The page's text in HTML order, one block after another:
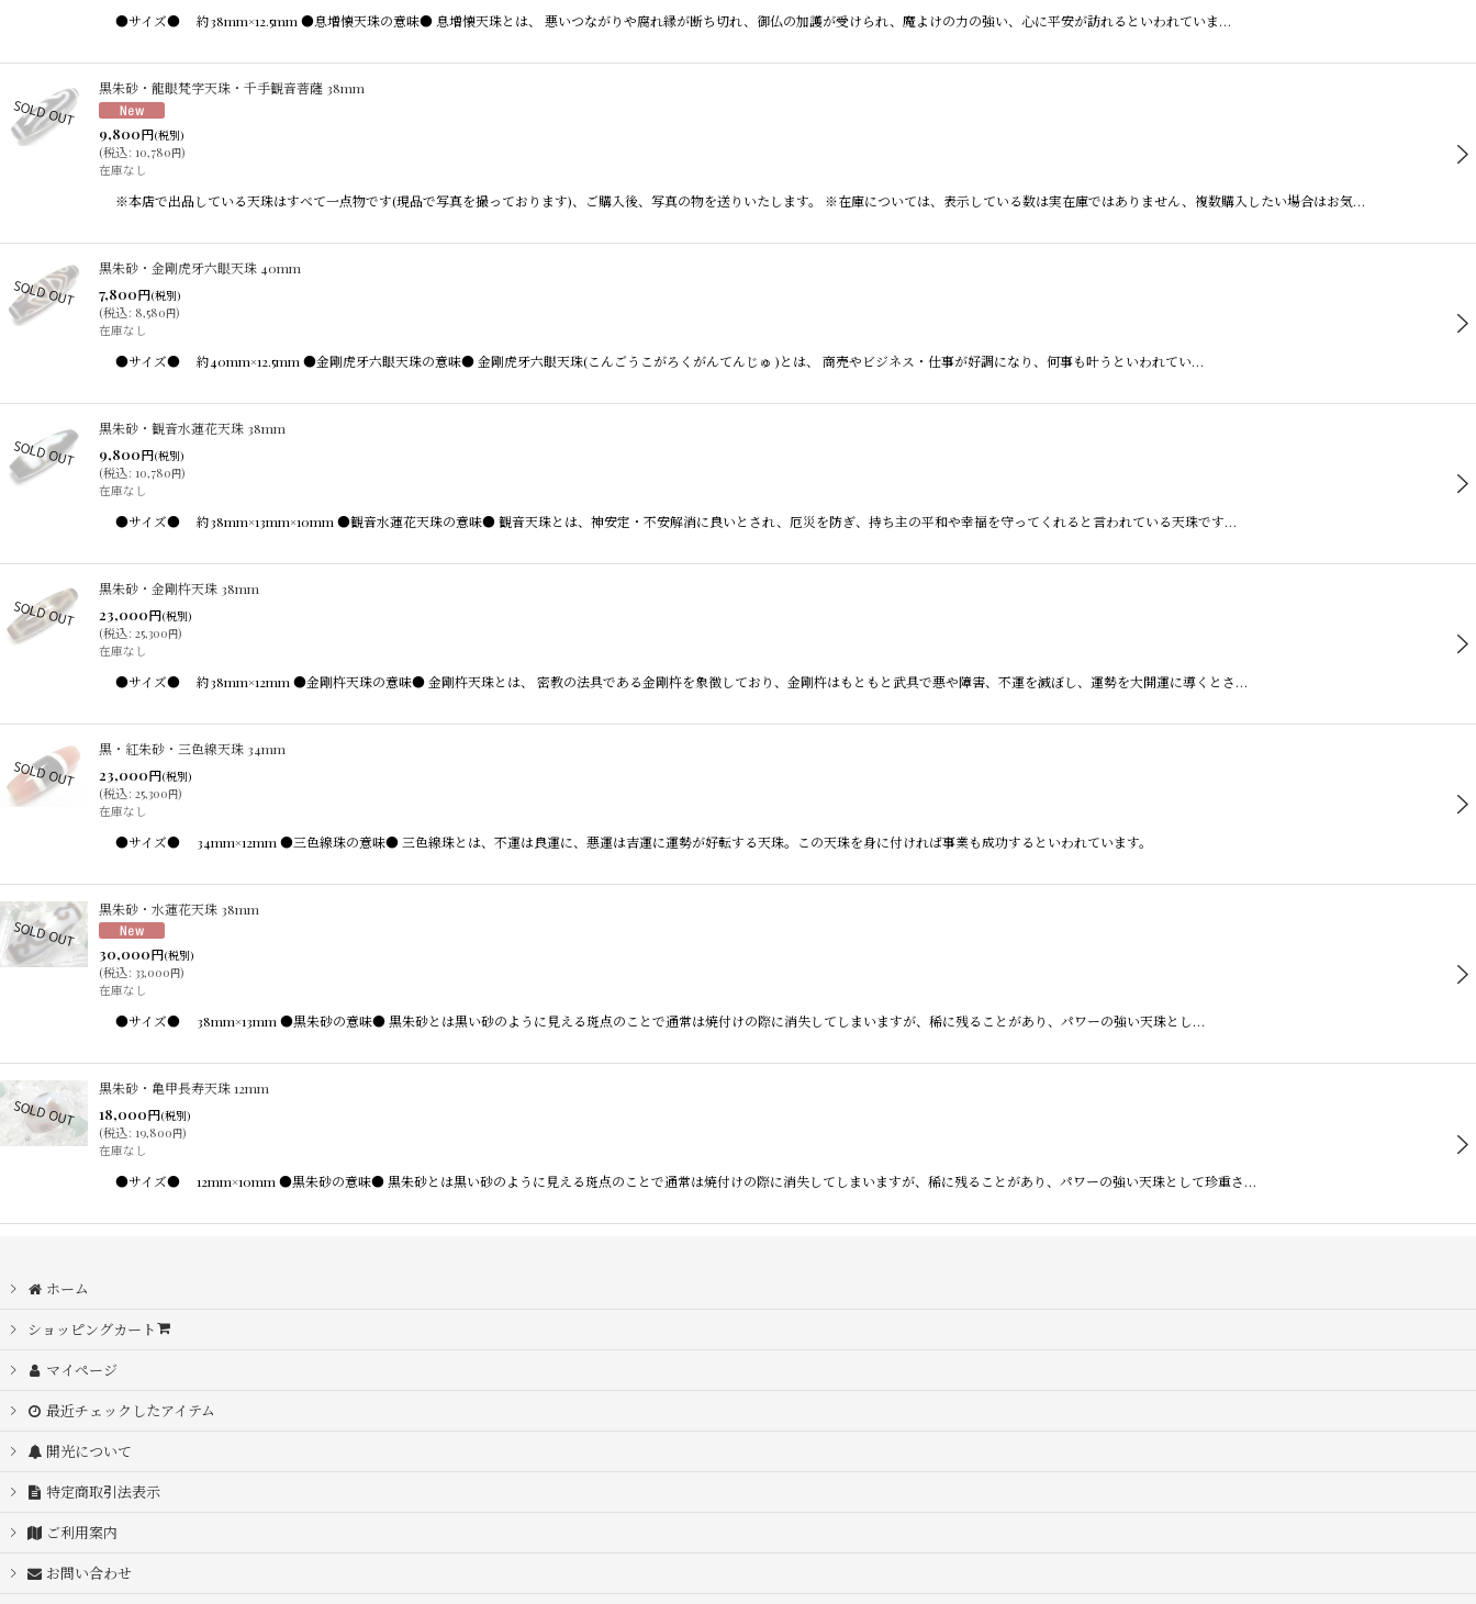
●サイズ● 約38mm×12.5mm ●息増懐天珠の意味● 息増懐天珠とは、 悪いつながりや腐れ縁が断ち切れ、御仏の加護が受けられ、魔よけの力の強い、心に平安が訪れるといわれていま…
黒朱砂・龍眼梵字天珠・千手観音菩薩 38mm
9,800円(税別)
(税込: 10,780円)
在庫なし
※本店で出品している天珠はすべて一点物です(現品で写真を撮っております)、ご購入後、写真の物を送りいたします。 ※在庫については、表示している数は実在庫ではありません、複数購入したい場合はお気…
黒朱砂・金剛虎牙六眼天珠 40mm
7,800円(税別)
(税込: 8,580円)
在庫なし
●サイズ● 約40mm×12.5mm ●金剛虎牙六眼天珠の意味● 金剛虎牙六眼天珠(こんごうこがろくがんてんじゅ )とは、 商売やビジネス・仕事が好調になり、何事も叶うといわれてい…
黒朱砂・観音水蓮花天珠 38mm
9,800円(税別)
(税込: 10,780円)
在庫なし
●サイズ● 約38mm×13mm×10mm ●観音水蓮花天珠の意味● 観音天珠とは、神安定・不安解消に良いとされ、厄災を防ぎ、持ち主の平和や幸福を守ってくれると言われている天珠です…
黒朱砂・金剛杵天珠 38mm
23,000円(税別)
(税込: 25,300円)
在庫なし
●サイズ● 約38mm×12mm ●金剛杵天珠の意味● 金剛杵天珠とは、 密教の法具である金剛杵を象徴しており、金剛杵はもともと武具で悪や障害、不運を滅ぼし、運勢を大開運に導くとさ…
黒・紅朱砂・三色線天珠 34mm
23,000円(税別)
(税込: 25,300円)
在庫なし
●サイズ● 34mm×12mm ●三色線珠の意味● 三色線珠とは、不運は良運に、悪運は吉運に運勢が好転する天珠。この天珠を身に付ければ事業も成功するといわれています。
黒朱砂・水蓮花天珠 38mm
30,000円(税別)
(税込: 33,000円)
在庫なし
●サイズ● 38mm×13mm ●黒朱砂の意味● 黒朱砂とは黒い砂のように見える斑点のことで通常は焼付けの際に消失してしまいますが、稀に残ることがあり、パワーの強い天珠とし…
黒朱砂・亀甲長寿天珠 12mm
18,000円(税別)
(税込: 19,800円)
在庫なし
●サイズ● 12mm×10mm ●黒朱砂の意味● 黒朱砂とは黒い砂のように見える斑点のことで通常は焼付けの際に消失してしまいますが、稀に残ることがあり、パワーの強い天珠として珍重さ…
ホーム
ショッピングカート
マイページ
最近チェックしたアイテム
開光について
特定商取引法表示
ご利用案内
お問い合わせ